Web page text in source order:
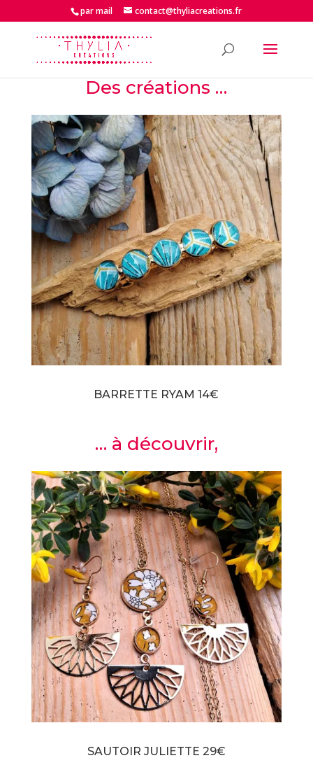
par mail contact@thyliacreations.fr
Des créations …
BARRETTE RYAM14€
… à découvrir,
SAUTOIR JULIETTE 29€